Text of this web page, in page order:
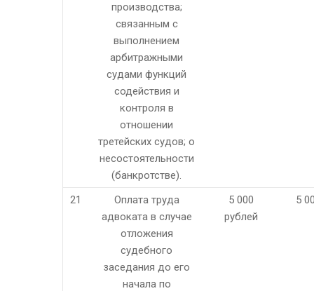
производства;
связанным с
выполнением
арбитражными
судами функций
содействия и
контроля в
отношении
третейских судов; о
несостоятельности
(банкротстве).
21
Оплата труда
адвоката в случае
отложения
судебного
заседания до его
начала по
5 000
рублей
5